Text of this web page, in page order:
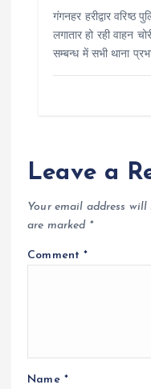
गंगनहर हरीद्वार वरिष्ठ
लगातार हो रही वाहन
सम्बन्ध में सभी थाना
Leave a
Your email address
are marked *
Comment*
Name *